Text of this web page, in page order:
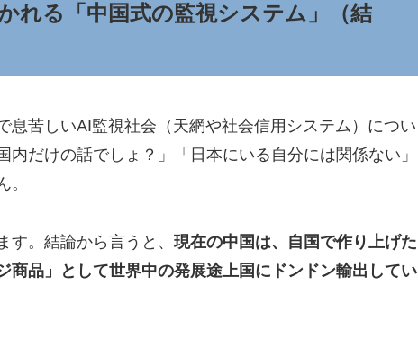
れる「中国式の監視システム」（結
息苦しいAI監視社会（天網や社会信用システム）につい
だけの話でしょ？」「日本にいる自分には関係ない」
。
す。結論から言うと、 現在の中国は、自国で作り上げた
商品」として世界中の発展途上国にドンドン輸出してい